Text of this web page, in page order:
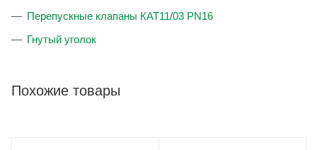
Перепускные клапаны КАТ11/03 PN16
Гнутый уголок
Похожие товары